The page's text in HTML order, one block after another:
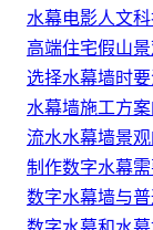
水幕电影人文
高端住宅假山
选择水幕墙时要
水幕墙施工方
流水水幕墙景
制作数字水幕需
数字水幕墙与普